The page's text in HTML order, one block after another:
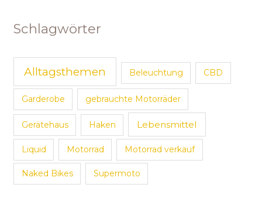
Schlagwörter
Alltagsthemen Beleuchtung CBD
Garderobe gebrauchte Motorräder
Gerätehaus Haken Lebensmittel
Liquid Motorrad Motorrad verkauf
Naked Bikes Supermoto